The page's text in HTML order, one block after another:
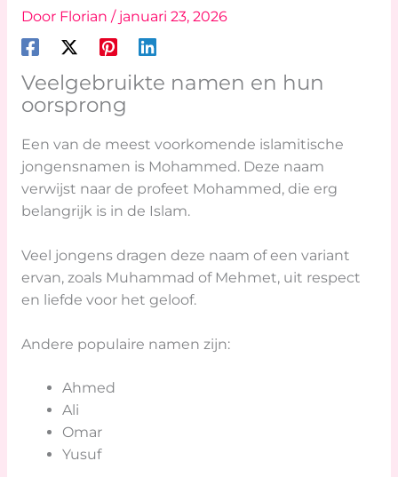
Door Florian / januari 23, 2026
Veelgebruikte namen en hun
oorsprong
Een van de meest voorkomende islamitische
jongensnamen is Mohammed. Deze naam
verwijst naar de profeet Mohammed, die erg
belangrijk is in de Islam.
Veel jongens dragen deze naam of een variant
ervan, zoals Muhammad of Mehmet, uit respect
en liefde voor het geloof.
Andere populaire namen zijn:
Ahmed
Ali
Omar
Yusuf